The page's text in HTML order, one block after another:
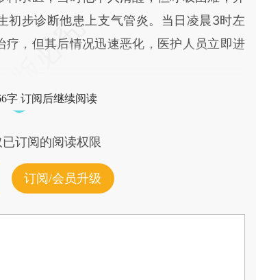
初步诊断他患上支气管炎。当日凌晨3时左
，但其后情况迅速恶化，医护人员立即进
字 订阅后继续阅读
订阅的阅读权限
订阅/会员升级